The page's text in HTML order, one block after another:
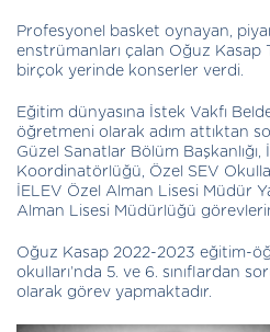
Profesyonel basket oynayan,
enstrümanları çalan Oğuz Kasap
birçok yerinde konserler verdi.
Eğitim dünyasına İstek Vakfı
öğretmeni olarak adım attıktan
Güzel Sanatlar Bölüm Başkanlığı,
Koordinatörlüğü, Özel SEV
İELEV Özel Alman Lisesi Müdür
Alman Lisesi Müdürlüğü
Oğuz Kasap 2022-2023 eğitim-
okulları’nda 5. ve 6. sınıflardan
olarak görev yapmaktadır.